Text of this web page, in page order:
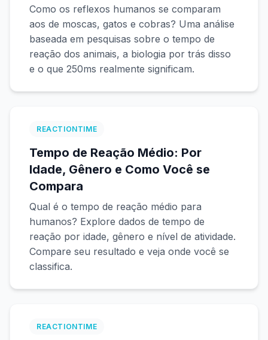
Ranking
Artigos
🇧🇷PT
Como os reflexos humanos se comparam
aos de moscas, gatos e cobras? Uma análise
baseada em pesquisas sobre o tempo de
reação dos animais, a biologia por trás disso
e o que 250ms realmente significam.
REACTIONTIME
Tempo de Reação Médio: Por
Idade, Gênero e Como Você se
Compara
Qual é o tempo de reação médio para
humanos? Explore dados de tempo de
reação por idade, gênero e nível de atividade.
Compare seu resultado e veja onde você se
classifica.
REACTIONTIME